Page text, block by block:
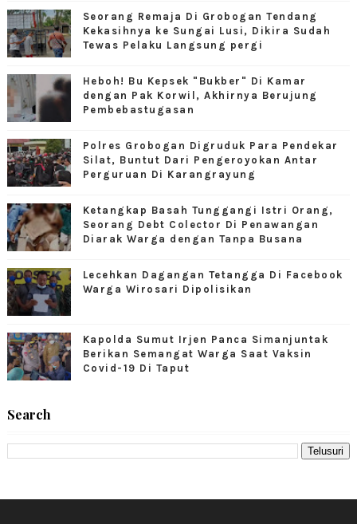
Seorang Remaja Di Grobogan Tendang
Kekasihnya ke Sungai Lusi, Dikira Sudah
Tewas Pelaku Langsung pergi
Heboh! Bu Kepsek "Bukber" Di Kamar
dengan Pak Korwil, Akhirnya Berujung
Pembebastugasan
Polres Grobogan Digruduk Para Pendekar
Silat, Buntut Dari Pengeroyokan Antar
Perguruan Di Karangrayung
Ketangkap Basah Tunggangi Istri Orang,
Seorang Debt Colector Di Penawangan
Diarak Warga dengan Tanpa Busana
Lecehkan Dagangan Tetangga Di Facebook
Warga Wirosari Dipolisikan
Kapolda Sumut Irjen Panca Simanjuntak
Berikan Semangat Warga Saat Vaksin
Covid-19 Di Taput
Search